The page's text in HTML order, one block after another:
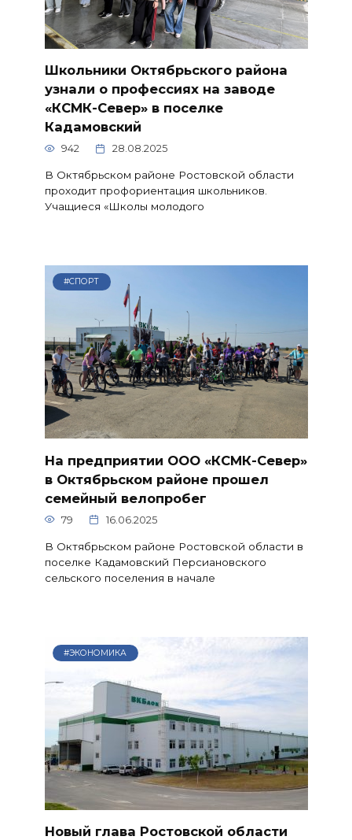
Школьники Октябрьского района
узнали о профессиях на заводе
«КСМК-Север» в поселке
Кадамовский
942 28.08.2025
В Октябрьском районе Ростовской области
проходит профориентация школьников.
Учащиеся «Школы молодого
#СПОРТ
На предприятии ООО «КСМК-Север»
в Октябрьском районе прошел
семейный велопробег
79 16.06.2025
В Октябрьском районе Ростовской области в
поселке Кадамовский Персиановского
сельского поселения в начале
#ЭКОНОМИКА
Новый глава Ростовской области